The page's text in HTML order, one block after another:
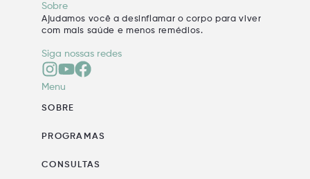
Sobre
Ajudamos você a desinflamar o corpo para viver
com mais saúde e menos remédios.
Siga nossas redes
Menu
SOBRE
PROGRAMAS
CONSULTAS